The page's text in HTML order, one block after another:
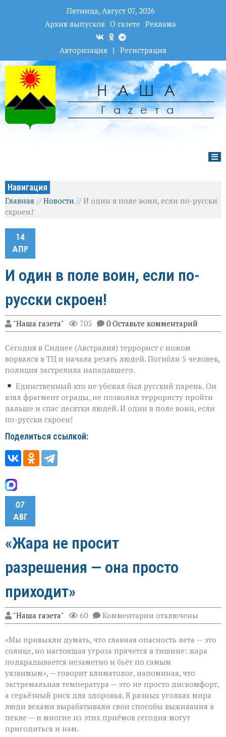
Пятница, Август 07, 2026
Архив выпусков О газете Реклама
Авторизация | Регистрация
НАША
Гаzета
Навигация
Главная //Новости //И один в поле воин, если по-русски
скроен!
14
АПР
И один в поле воин, если по-
русски скроен!
"Наша газета" 705 0 Оставьте комментарий
Сегодня в Сиднее (Австралия) террорист с ножом
ворвался в ТЦ и начала резать людей. Погибли 5 человек,
полиция застрелила нападавшего.
Единственный кто не убежал был русский парень. Он
взял фрагмент ограды, не позволил террористу пройти
дальше и спас десятки людей. И один в поле воин, если
по-русски скроен!
Поделиться ссылкой:
07
АВГ
«Жара не просит
разрешения — она просто
приходит»
"Наша газета" 60 Комментарии к
записи
не
просит
разрешения — она
просто
приходит»
отключены
«Мы привыкли думать, что главная опасность лета — это
солнце, но настоящая угроза прячется в тишине: жара
подкрадывается незаметно и бьёт по самым
уязвимым», — говорит климатолог, напоминая, что
экстремальная температура — это не просто дискомфорт,
а серьёзный риск для здоровья. В разных уголках мира
люди веками вырабатывали свои способы выживания в
пекле — и многие из этих приёмов сегодня могут
пригодиться и нам.